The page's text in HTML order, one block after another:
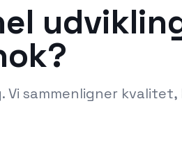
sammenligner